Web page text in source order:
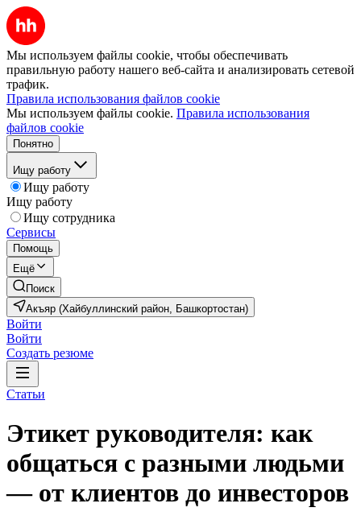
Мы используем файлы cookie, чтобы обеспечивать
правильную работу нашего веб-сайта и анализировать сетевой
трафик.
Правила использования файлов cookie
Мы используем файлы cookie. Правила использования
файлов cookie
Понятно
Ищу работу
Ищу работу
Ищу работу
Ищу сотрудника
Сервисы
Помощь
Ещё
Поиск
Акъяр (Хайбуллинский район, Башкортостан)
Войти
Войти
Создать резюме
Статьи
Этикет руководителя: как
общаться с разными людьми
— от клиентов до инвесторов